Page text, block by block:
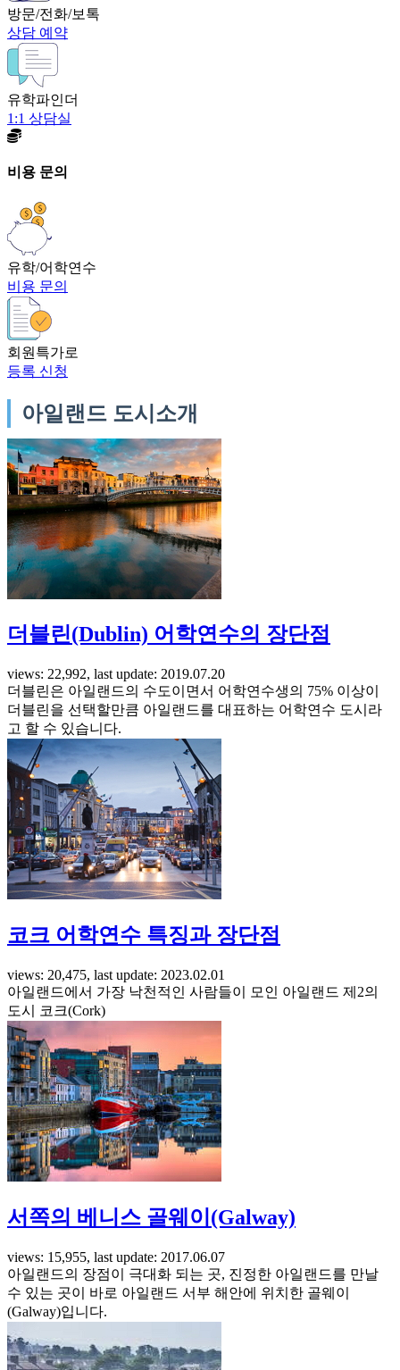
방문/전화/보톡
상담 예약
유학파인더
1:1 상담실
비용 문의
유학/어학연수
비용 문의
회원특가로
등록 신청
아일랜드 도시소개
더블린(Dublin) 어학연수의 장단점
views: 22,992, last update: 2019.07.20
더블린은 아일랜드의 수도이면서 어학연수생의 75% 이상이
더블린을 선택할만큼 아일랜드를 대표하는 어학연수 도시라
고 할 수 있습니다.
코크 어학연수 특징과 장단점
views: 20,475, last update: 2023.02.01
아일랜드에서 가장 낙천적인 사람들이 모인 아일랜드 제2의
도시 코크(Cork)
서쪽의 베니스 골웨이(Galway)
views: 15,955, last update: 2017.06.07
아일랜드의 장점이 극대화 되는 곳, 진정한 아일랜드를 만날
수 있는 곳이 바로 아일랜드 서부 해안에 위치한 골웨이
(Galway)입니다.